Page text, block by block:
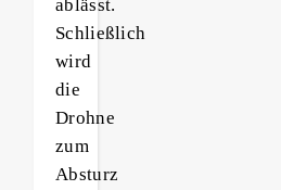
ablässt.
Schließlich
wird
die
Drohne
zum
Absturz